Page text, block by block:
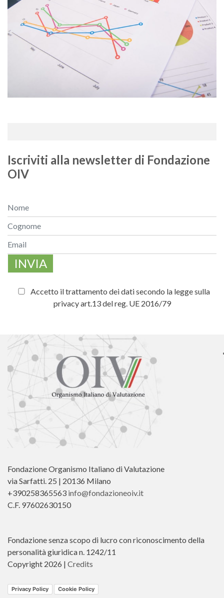
Iscriviti alla newsletter di Fondazione
OIV
INVIA
Accetto il trattamento dei dati secondo la legge sulla
privacy art.13 del reg. UE 2016/79
Fondazione Organismo Italiano di Valutazione
via Sarfatti. 25 | 20136 Milano
+390258365563 info@fondazioneoiv.it
C.F. 97602630150
Fondazione senza scopo di lucro con riconoscimento della
personalità giuridica n. 1242/11
Copyright 2026 | Credits
Privacy Policy Cookie Policy